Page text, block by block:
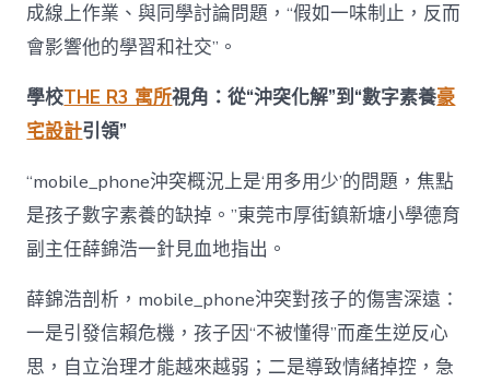
成線上作業、與同學討論問題，“假如一味制止，反而
會影響他的學習和社交”。
學校THE R3 寓所視角：從“沖突化解”到“數字素養豪
宅設計引領”
“mobile_phone沖突概況上是‘用多用少’的問題，焦點
是孩子數字素養的缺掉。”東莞市厚街鎮新塘小學德育
副主任薛錦浩一針見血地指出。
薛錦浩剖析，mobile_phone沖突對孩子的傷害深遠：
一是引發信賴危機，孩子因“不被懂得”而產生逆反心
思，自立治理才能越來越弱；二是導致情緒掉控，急